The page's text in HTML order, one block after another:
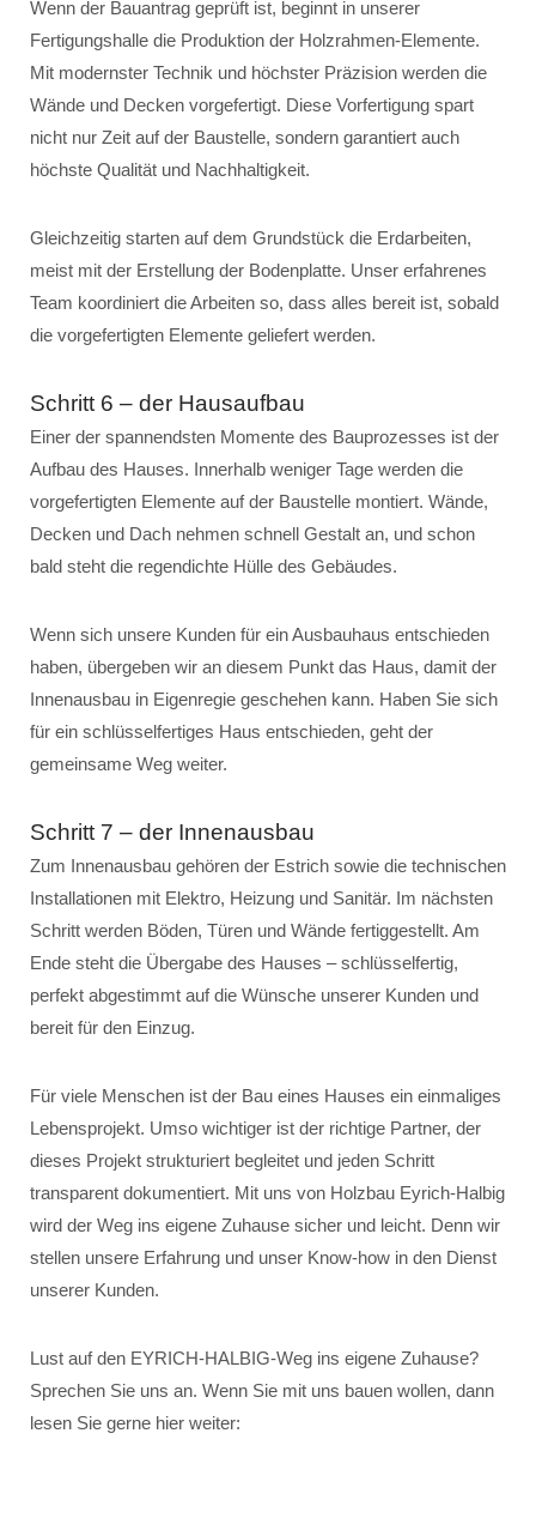
Wenn der Bauantrag geprüft ist, beginnt in unserer
Fertigungshalle die Produktion der Holzrahmen-Elemente.
Mit modernster Technik und höchster Präzision werden die
Wände und Decken vorgefertigt. Diese Vorfertigung spart
nicht nur Zeit auf der Baustelle, sondern garantiert auch
höchste Qualität und Nachhaltigkeit.
Gleichzeitig starten auf dem Grundstück die Erdarbeiten,
meist mit der Erstellung der Bodenplatte. Unser erfahrenes
Team koordiniert die Arbeiten so, dass alles bereit ist, sobald
die vorgefertigten Elemente geliefert werden.
Schritt 6 – der Hausaufbau
Einer der spannendsten Momente des Bauprozesses ist der
Aufbau des Hauses. Innerhalb weniger Tage werden die
vorgefertigten Elemente auf der Baustelle montiert. Wände,
Decken und Dach nehmen schnell Gestalt an, und schon
bald steht die regendichte Hülle des Gebäudes.
Wenn sich unsere Kunden für ein Ausbauhaus entschieden
haben, übergeben wir an diesem Punkt das Haus, damit der
Innenausbau in Eigenregie geschehen kann. Haben Sie sich
für ein schlüsselfertiges Haus entschieden, geht der
gemeinsame Weg weiter.
Schritt 7 – der Innenausbau
Zum Innenausbau gehören der Estrich sowie die technischen
Installationen mit Elektro, Heizung und Sanitär. Im nächsten
Schritt werden Böden, Türen und Wände fertiggestellt. Am
Ende steht die Übergabe des Hauses – schlüsselfertig,
perfekt abgestimmt auf die Wünsche unserer Kunden und
bereit für den Einzug.
Für viele Menschen ist der Bau eines Hauses ein einmaliges
Lebensprojekt. Umso wichtiger ist der richtige Partner, der
dieses Projekt strukturiert begleitet und jeden Schritt
transparent dokumentiert. Mit uns von Holzbau Eyrich-Halbig
wird der Weg ins eigene Zuhause sicher und leicht. Denn wir
stellen unsere Erfahrung und unser Know-how in den Dienst
unserer Kunden.
Lust auf den EYRICH-HALBIG-Weg ins eigene Zuhause?
Sprechen Sie uns an. Wenn Sie mit uns bauen wollen, dann
lesen Sie gerne hier weiter: